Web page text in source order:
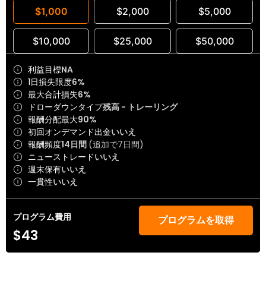
$1,000 $2,000 $5,000
$10,000 $25,000 $50,000
利益目標NA
1日損失限度6%
最大合計損失6%
ドローダウンタイプ残高 - トレーリング
報酬分配最大90%
初回オンデマンド出金いいえ
報酬頻度14日間 (追加で7日間)
ニューストレードいいえ
週末保有いいえ
一貫性いいえ
プログラム費用
$43
プログラムを取得